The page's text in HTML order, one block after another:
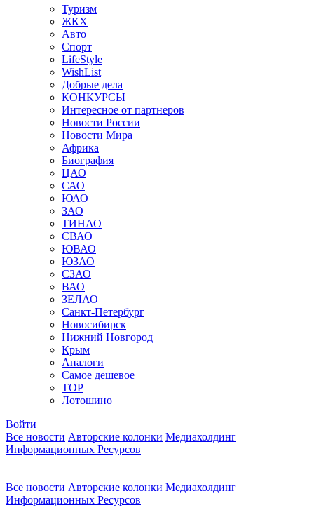
Туризм
ЖКХ
Авто
Спорт
LifeStyle
WishList
Добрые дела
КОНКУРСЫ
Интересное от партнеров
Новости России
Новости Мира
Африка
Биография
ЦАО
САО
ЮАО
ЗАО
ТИНАО
СВАО
ЮВАО
ЮЗАО
СЗАО
ВАО
ЗЕЛАО
Санкт-Петербург
Новосибирск
Нижний Новгород
Крым
Аналоги
Самое дешевое
TOP
Лотошино
Войти
Все новости Авторские колонки Медиахолдинг
Информационных Ресурсов
Все новости Авторские колонки Медиахолдинг
Информационных Ресурсов